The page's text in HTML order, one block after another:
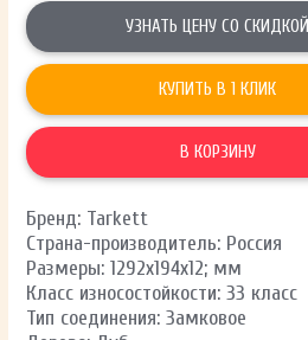
УЗНАТЬ ЦЕНУ СО СКИДКОЙ
КУПИТЬ В 1 КЛИК
В КОРЗИНУ
Бренд: Tarkett
Страна-производитель: Россия
Размеры: 1292х194х12; мм
Класс износостойкости: 33 класс
Тип соединения: Замковое